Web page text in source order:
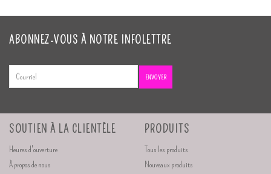
ABONNEZ-VOUS À NOTRE INFOLETTRE
ENVOYER
SOUTIEN À LA CLIENTÈLE
Heures d'ouverture
À propos de nous
PRODUITS
Tous les produits
Nouveaux produits